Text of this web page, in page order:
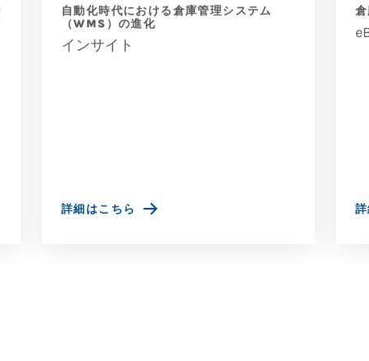
自動化時代における倉庫管理システム
（WMS）の進化
インサイト
詳細はこちら